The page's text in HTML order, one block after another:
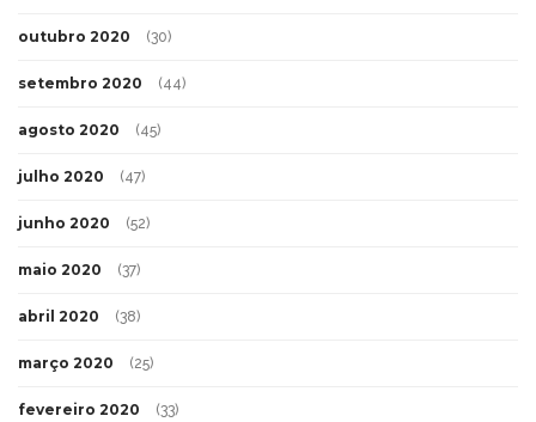
outubro 2020 (30)
setembro 2020 (44)
agosto 2020 (45)
julho 2020 (47)
junho 2020 (52)
maio 2020 (37)
abril 2020 (38)
março 2020 (25)
fevereiro 2020 (33)